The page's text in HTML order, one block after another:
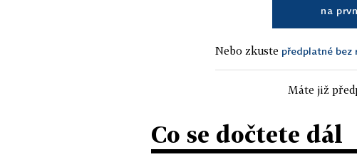
na
Nebo zkuste předplatné bez
Máte již
Co se dočtete dál